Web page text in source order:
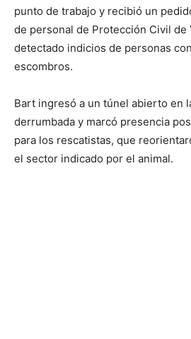
punto de trabajo y recibió un
de personal de Protección Civil de
detectado indicios de personas
escombros.
Bart ingresó a un túnel abierto en
derrumbada y marcó presencia
para los rescatistas, que
el sector indicado por el animal.